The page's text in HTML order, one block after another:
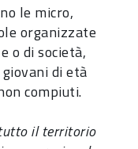
le micro,
organizzate
o di società,
di età
compiuti.
il territorio